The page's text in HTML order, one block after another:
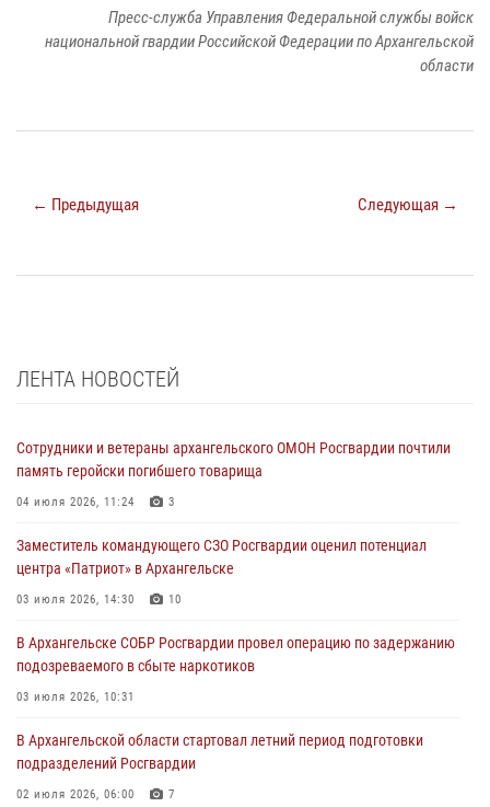
Пресс-служба Управления Федеральной службы войск
национальной гвардии Российской Федерации по Архангельской
области
← Предыдущая Следующая →
ЛЕНТА НОВОСТЕЙ
Сотрудники и ветераны архангельского ОМОН Росгвардии почтили
память геройски погибшего товарища
04 июля 2026, 11:24 3
Заместитель командующего СЗО Росгвардии оценил потенциал
центра «Патриот» в Архангельске
03 июля 2026, 14:30 10
В Архангельске СОБР Росгвардии провел операцию по задержанию
подозреваемого в сбыте наркотиков
03 июля 2026, 10:31
В Архангельской области стартовал летний период подготовки
подразделений Росгвардии
02 июля 2026, 06:00 7